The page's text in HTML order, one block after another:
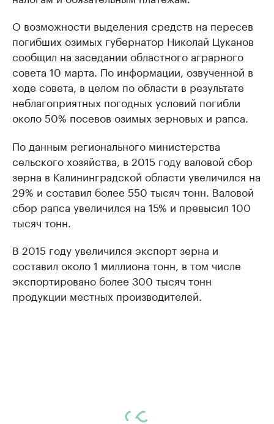
О возможности выделения средств на пересев
погибших озимых губернатор Николай Цуканов
сообщил на заседании областного аграрного
совета 10 марта. По информации, озвученной в
ходе совета, в целом по области в результате
неблагоприятных погодных условий погибли
около 50% посевов озимых зерновых и рапса.
По данным регионального министерства
сельского хозяйства, в 2015 году валовой сбор
зерна в Калининградской области увеличился на
29% и составил более 550 тысяч тонн. Валовой
сбор рапса увеличился на 15% и превысил 100
тысяч тонн.
В 2015 году увеличился экспорт зерна и
составил около 1 миллиона тонн, в том числе
экспортировано более 300 тысяч тонн
продукции местных производителей.